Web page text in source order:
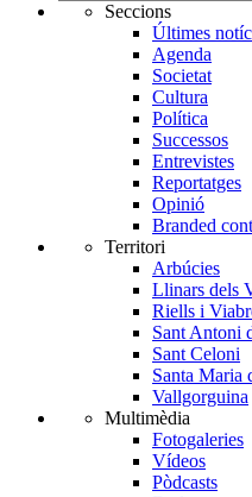
Seccions
Últimes
Agenda
Societat
Cultura
Política
Successos
Entrevistes
Reportatges
Opinió
Branded
Territori
Arbúcies
Llinars dels
Riells i
Sant Antoni
Sant Celoni
Santa Maria
Vallgorguina
Multimèdia
Fotogaleries
Vídeos
Pòdcasts